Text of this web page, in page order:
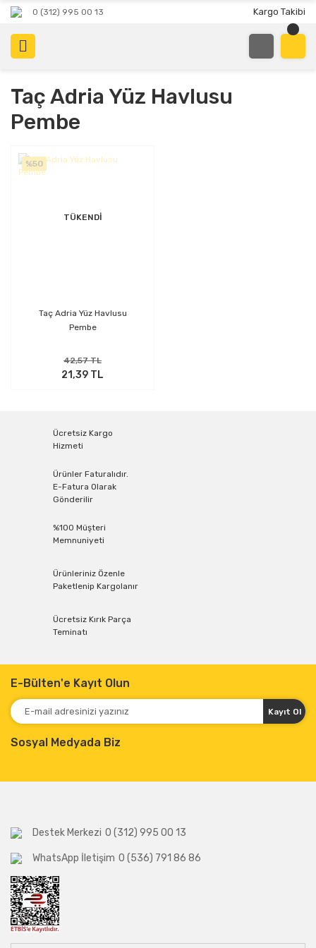
0 (312) 995 00 13 Kargo Takibi
Taç Adria Yüz Havlusu
Pembe
%50
TÜKENDİ
Taç Adria Yüz Havlusu
Pembe
42,57 TL
21,39 TL
Ücretsiz Kargo
Hizmeti
Ürünler Faturalıdır.
E-Fatura Olarak
Gönderilir
%100 Müşteri
Memnuniyeti
Ürünleriniz Özenle
Paketlenip Kargolanır
Ücretsiz Kırık Parça
Teminatı
E-Bülten'e Kayıt Olun
Kayıt Ol
Sosyal Medyada Biz
Destek Merkezi 0 (312) 995 00 13
WhatsApp İletişim 0 (536) 791 86 86